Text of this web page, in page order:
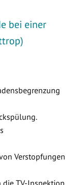
bei einer
Verstopfungen